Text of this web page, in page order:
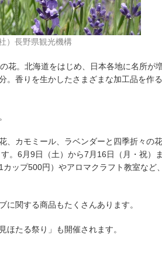
）長野県観光機構
花。北海道をはじめ、日本各地に名所が
。香りを生かしたさまざまな加工品を作
カモミール、ラベンダーと四季折々の花
。6月9日（土）から7月16日（月・祝）
ップ500円）やアロマクラフト教室など
関する商品もたくさんあります。
たる祭り」も開催されます。